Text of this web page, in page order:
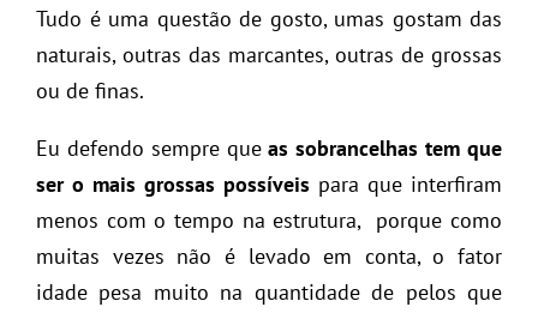
Tudo é uma questão de gosto, umas gostam das
naturais, outras das marcantes, outras de grossas
ou de finas.
Eu defendo sempre queas sobrancelhas tem que
ser o mais grossas possíveis para que interfiram
menos com o tempo na estrutura, porque como
muitas vezes não é levado em conta, o fator
idade pesa muito na quantidade de pelos que